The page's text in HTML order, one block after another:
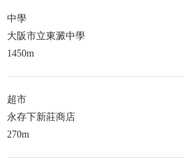
中學
大阪市立東澱中學
1450m
超市
永存下新莊商店
270m